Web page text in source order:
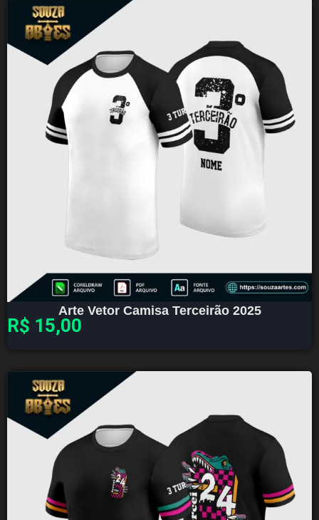
Arte Vetor Camisa Terceirão 2025
R$ 15,00